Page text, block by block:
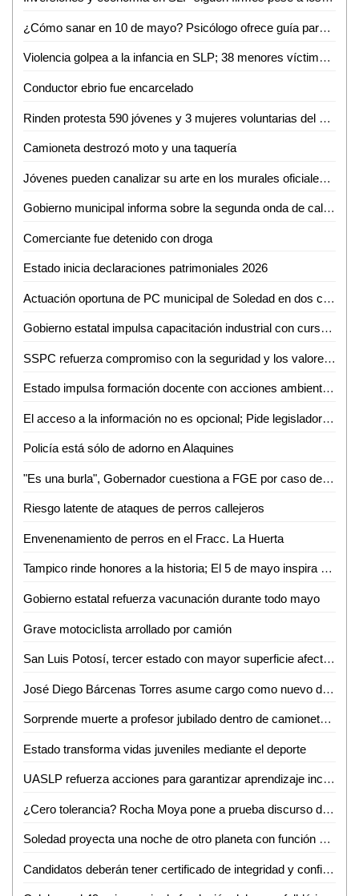
¿Cómo sanar en 10 de mayo? Psicólogo ofrece guía para sobrellevar el duelo ante ausencia materna
Violencia golpea a la infancia en SLP; 38 menores víctimas del crimen organizado en solo tres meses
Conductor ebrio fue encarcelado
Rinden protesta 590 jóvenes y 3 mujeres voluntarias del Servicio Militar Nacional en Ciudad Valles
Camioneta destrozó moto y una taquería
Jóvenes pueden canalizar su arte en los murales oficiales del puerto: Mónica Villareal
Gobierno municipal informa sobre la segunda onda de calor en la región
Comerciante fue detenido con droga
Estado inicia declaraciones patrimoniales 2026
Actuación oportuna de PC municipal de Soledad en dos conatos de incendio
Gobierno estatal impulsa capacitación industrial con cursos especializados en mayo
SSPC refuerza compromiso con la seguridad y los valores nacionales
Estado impulsa formación docente con acciones ambientales y artísticas
El acceso a la información no es opcional; Pide legisladora mejorar atención a grupos vulnerables
Policía está sólo de adorno en Alaquines
"Es una burla", Gobernador cuestiona a FGE por caso de exfuncionario bajo arresto domiciliario
Riesgo latente de ataques de perros callejeros
Envenenamiento de perros en el Fracc. La Huerta
Tampico rinde honores a la historia; El 5 de mayo inspira el trabajo por la ciudad
Gobierno estatal refuerza vacunación durante todo mayo
Grave motociclista arrollado por camión
San Luis Potosí, tercer estado con mayor superficie afectada por incendios forestales
José Diego Bárcenas Torres asume cargo como nuevo director del Tec de Valles
Sorprende muerte a profesor jubilado dentro de camioneta en Aquismón
Estado transforma vidas juveniles mediante el deporte
UASLP refuerza acciones para garantizar aprendizaje inclusivo y permanencia escolar
¿Cero tolerancia? Rocha Moya pone a prueba discurso de anticorrupción en Morena
Soledad proyecta una noche de otro planeta con función especial de Star Wars
Candidatos deberán tener certificado de integridad y confiabilidad, propone el Dip. Héctor Serrano Cortés